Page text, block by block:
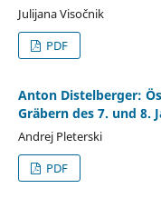
Julijana Visočnik
PDF
Anton Distelberger:
Gräbern des 7. und 8.
Andrej Pleterski
PDF